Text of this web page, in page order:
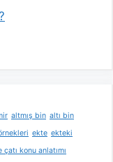
altmış bin altı bin
ekte ekteki
konu anlatımı